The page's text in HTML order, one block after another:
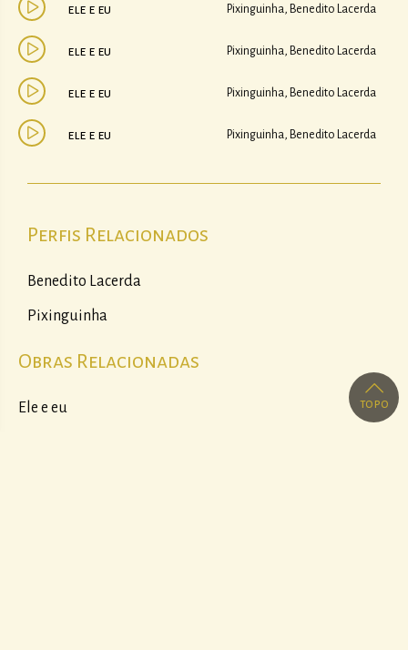
topo
ele e eu Pixinguinha, Benedito Lacerda
ele e eu Pixinguinha, Benedito Lacerda
ele e eu Pixinguinha, Benedito Lacerda
ele e eu Pixinguinha, Benedito Lacerda
Perfis Relacionados
Benedito Lacerda
Pixinguinha
Obras Relacionadas
Ele e eu